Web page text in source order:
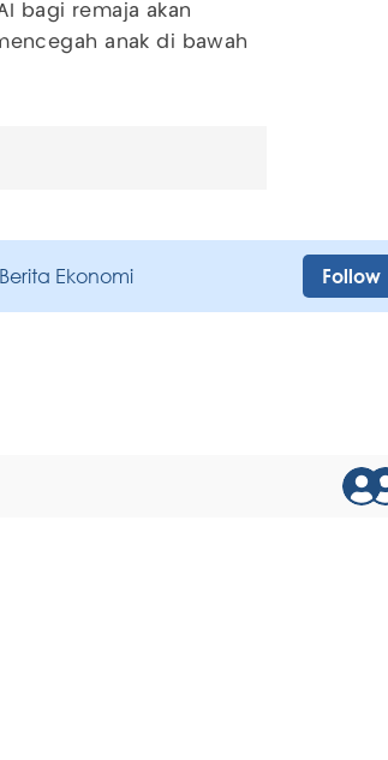
bagi remaja akan
anak di bawah
Ekonomi Follow